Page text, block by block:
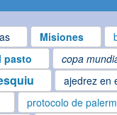
Misiones
pasto
copa
ajedrez en
protocolo de